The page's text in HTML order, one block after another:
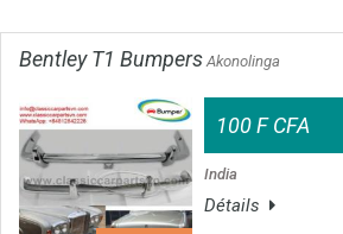
Bentley T1 BumpersAkonolinga
100 F CFA
India
Détails